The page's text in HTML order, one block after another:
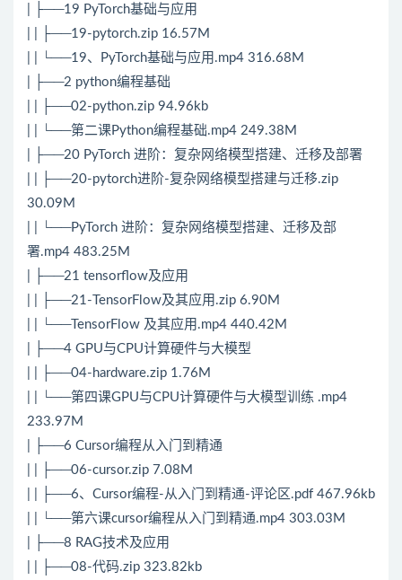
| ├──19 PyTorch基础与应用
| | ├──19-pytorch.zip 16.57M
| | └──19、PyTorch基础与应用.mp4 316.68M
| ├──2 python编程基础
| | ├──02-python.zip 94.96kb
| | └──第二课Python编程基础.mp4 249.38M
| ├──20 PyTorch 进阶：复杂网络模型搭建、迁移及部署
| | ├──20-pytorch进阶-复杂网络模型搭建与迁移.zip
30.09M
| | └──PyTorch 进阶：复杂网络模型搭建、迁移及部
署.mp4 483.25M
| ├──21 tensorflow及应用
| | ├──21-TensorFlow及其应用.zip 6.90M
| | └──TensorFlow 及其应用.mp4 440.42M
| ├──4 GPU与CPU计算硬件与大模型
| | ├──04-hardware.zip 1.76M
| | └──第四课GPU与CPU计算硬件与大模型训练 .mp4
233.97M
| ├──6 Cursor编程从入门到精通
| | ├──06-cursor.zip 7.08M
| | ├──6、Cursor编程-从入门到精通-评论区.pdf 467.96kb
| | └──第六课cursor编程从入门到精通.mp4 303.03M
| ├──8 RAG技术及应用
| | ├──08-代码.zip 323.82kb